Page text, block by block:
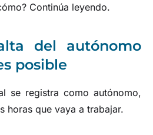
Continúa leyendo.
del autónomo
posible
se registra como autónomo,
horas que vaya a trabajar.